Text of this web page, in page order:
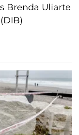
Brenda Uliarte